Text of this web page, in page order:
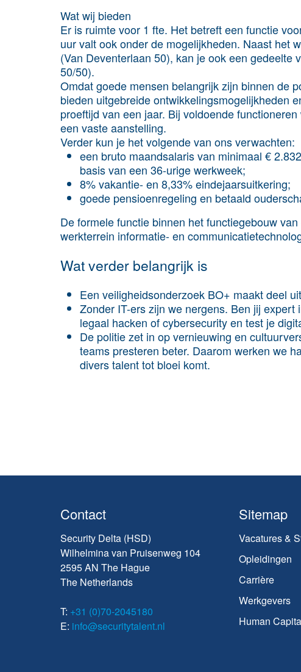
Wat wij bieden
Er is ruimte voor 1 fte. Het betreft een functie
uur valt ook onder de mogelijkheden. Naast het
(Van Deventerlaan 50), kan je ook een
50/50).
Omdat goede mensen belangrijk zijn binnen de
bieden uitgebreide ontwikkelingsmogelijkheden
proeftijd van een jaar. Bij voldoende
een vaste aanstelling.
Verder kun je het volgende van ons verwachten:
een bruto maandsalaris van minimaal €
basis van een 36-urige werkweek;
8% vakantie- en 8,33% eindejaarsuitkering;
goede pensioenregeling en betaald
De formele functie binnen het functiegebouw
werkterrein informatie- en
Wat verder belangrijk is
Een veiligheidsonderzoek BO+ maakt deel
Zonder IT-ers zijn we nergens. Ben jij
legaal hacken of cybersecurity en test je
De politie zet in op vernieuwing en
teams presteren beter. Daarom werken we
divers talent tot bloei komt.
Contact
Security Delta (HSD)
Wilhelmina van Pruisenweg 104
2595 AN The Hague
The Netherlands
T: +31 (0)70-2045180
E: info@securitytalent.nl
Sitemap
Vacatures &
Opleidingen
Carrière
Werkgevers
Human